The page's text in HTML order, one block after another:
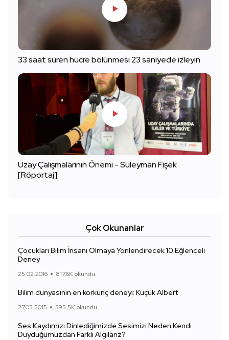
33 saat süren hücre bölünmesi 23 saniyede izleyin
Uzay Çalışmalarının Önemi - Süleyman Fişek
[Röportaj]
Çok Okunanlar
Çocukları Bilim İnsanı Olmaya Yönlendirecek 10 Eğlenceli
Deney
25.02.2016 817.6K okundu.
Bilim dünyasının en korkunç deneyi: Küçük Albert
27.05.2015 595.5K okundu.
Ses Kaydımızı Dinlediğimizde Sesimizi Neden Kendi
Duyduğumuzdan Farklı Algılarız?